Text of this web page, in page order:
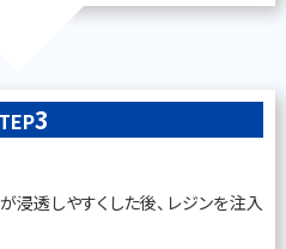
3
透しやすくした後、レジンを注入